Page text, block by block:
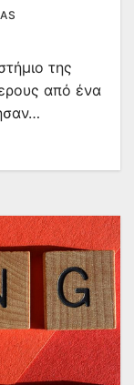
της
από ένα